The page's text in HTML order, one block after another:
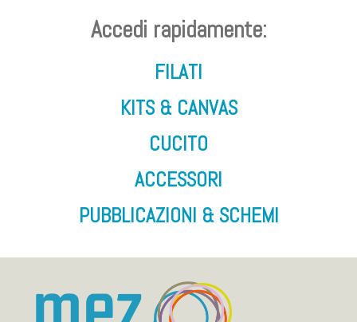
Accedi rapidamente:
FILATI
KITS & CANVAS
CUCITO
ACCESSORI
PUBBLICAZIONI & SCHEMI